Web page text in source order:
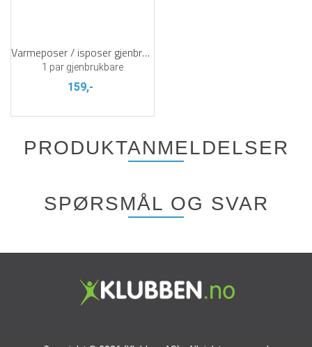
Varmeposer / isposer gjenbrukbar
1 par gjenbrukbare
159,-
PRODUKTANMELDELSER
SPØRSMÅL OG SVAR